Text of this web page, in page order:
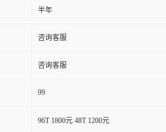
半年
咨询客服
咨询客服
99
96T 1800元 48T 1200元